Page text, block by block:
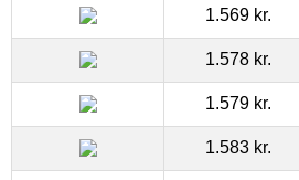
1.569 kr.
1.578 kr.
1.579 kr.
1.583 kr.